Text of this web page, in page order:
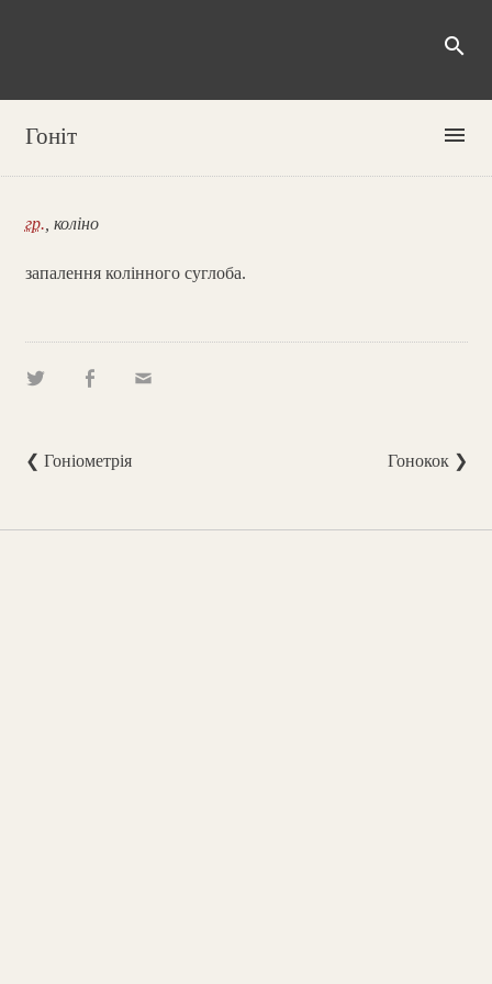
search
Гоніт menu
гр. , коліно
запалення колінного суглоба.
❮ Гоніометрія Гонокок ❯